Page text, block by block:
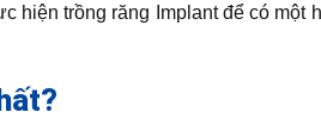
hiện trồng răng Implant để có một